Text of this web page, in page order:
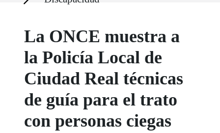
La ONCE muestra a
la Policía Local de
Ciudad Real técnicas
de guía para el trato
con personas ciegas